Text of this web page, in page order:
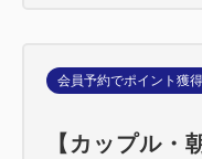
会員予約でポイント獲得
【カップル